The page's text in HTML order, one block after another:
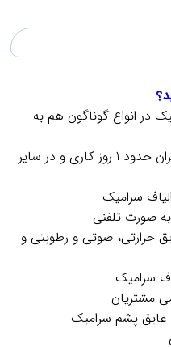
در انواع گوناگون هم به
2- ارسال به تمامی نقاط ایران (در تهران حدود 1 روز کاری و در سایر
حرارتی، صوتی و رطوبتی و